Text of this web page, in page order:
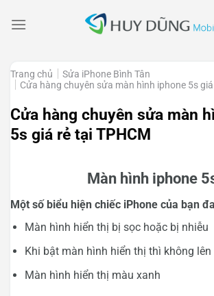
Trang chủ
Sửa iPhone Bình Tân
Cửa hàng chuyên sửa màn hình iphone 5s
Cửa hàng chuyên sửa màn
5s giá rẻ tại TPHCM
Màn hình iphone
Một số biểu hiện chiếc iPhone của bạn
Màn hình hiển thị bị sọc hoặc bị nhiễu
Khi bật màn hình hiển thị thì không lên
Màn hình hiển thị màu xanh